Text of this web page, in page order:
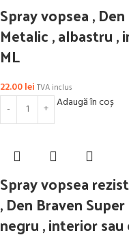
Spray vopsea ,
Metalic , albastru
ML
22.00lei TVA inclus
Adaugă în coș
Spray vopsea
, Den Braven
negru , interior